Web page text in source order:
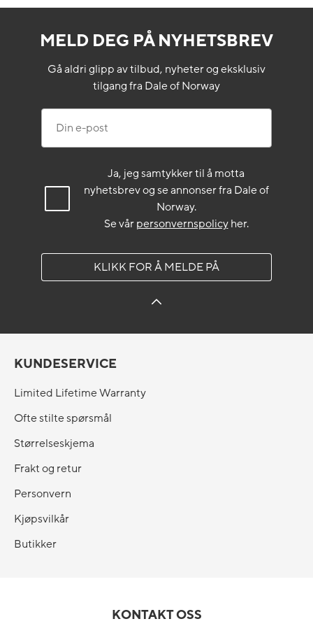
MELD DEG PÅ NYHETSBREV
Gå aldri glipp av tilbud, nyheter og eksklusiv
tilgang fra Dale of Norway
Ja, jeg samtykker til å motta
nyhetsbrev og se annonser fra Dale of
Norway.
Se vårpersonvernspolicyher.
KLIKK FOR Å MELDE PÅ
KUNDESERVICE
Limited Lifetime Warranty
Ofte stilte spørsmål
Størrelseskjema
Frakt og retur
Personvern
Kjøpsvilkår
Butikker
KONTAKT OSS